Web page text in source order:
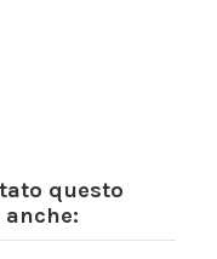
questo